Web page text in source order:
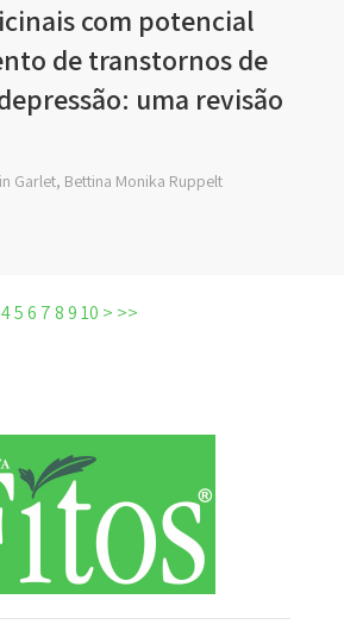
com potencial
de transtornos de
uma revisão
Garlet, Bettina Monika Ruppelt
456 78910 > >>